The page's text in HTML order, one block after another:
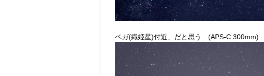
ベガ(織姫星)付近、だと思う (APS-C 300mm)